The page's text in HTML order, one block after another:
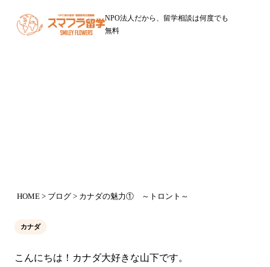
NPO法人だから、留学相談は何度でも
無料
HOME > ブログ > カナダの魅力① ～トロント～
カナダ
こんにちは！カナダ大好きな山下です。